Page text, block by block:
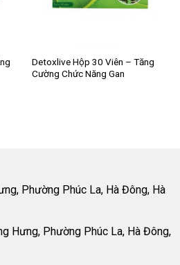
Detoxlive Hộp 30 Viên – Tăng
Cường Chức Năng Gan
Phường Phúc La, Hà Đông, Hà
Hưng, Phường Phúc La, Hà Đông,